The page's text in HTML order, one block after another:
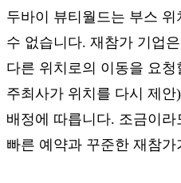
두바이 뷰티월드는 부스
수 없습니다. 재참가 기업
다른 위치로의 이동을 요청
주최사가 위치를 다시 제
배정에 따릅니다. 조금이
빠른 예약과 꾸준한 재참가